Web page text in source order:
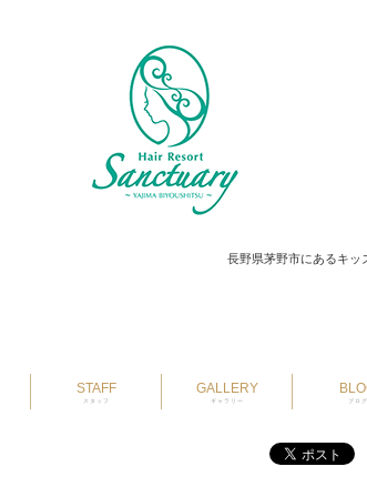
長野県茅野市にあるキッ
STAFF
スタッフ
GALLERY
ギャラリー ブログ